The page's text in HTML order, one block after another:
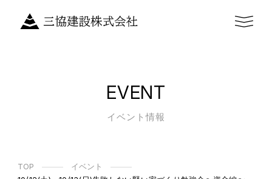
EVENT
イベント情報
TOP
イベント